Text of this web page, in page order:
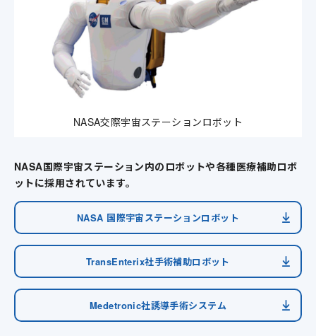
NASA交際宇宙ステーションロボット
NASA国際宇宙ステーション内のロボットや各種医療補助ロボ
ットに採用されています。
NASA 国際宇宙ステーションロボット
TransEnterix社手術補助ロボット
Medetronic社誘導手術システム